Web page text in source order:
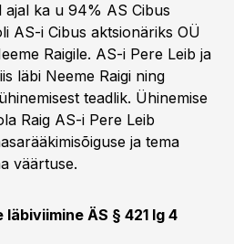
ajal ka u 94% AS Cibus
AS-i Cibus aktsionäriks OÜ
Raigile. AS-i Pere Leib ja
läbi Neeme Raigi ning
teadlik. Ühinemise
Raig AS-i Pere Leib
ja tema
väärtuse.
ÄS § 421 lg 4